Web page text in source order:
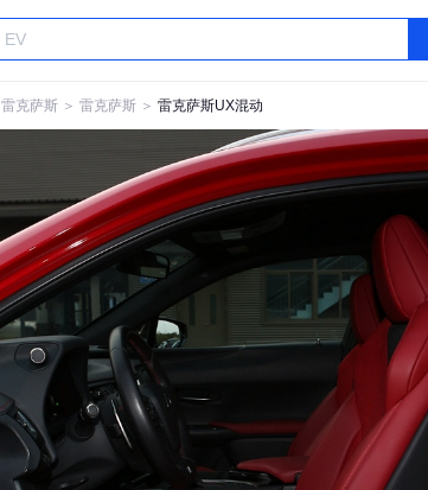
雷克萨斯 ＞ 雷克萨斯 ＞ 雷克萨斯UX混动